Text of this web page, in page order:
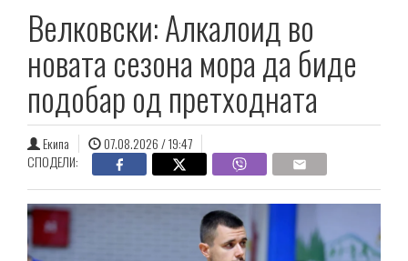
Велковски: Алкалоид во
новата сезона мора да биде
подобар од претходната
Екипа
07.08.2026 / 19:47
СПОДЕЛИ: